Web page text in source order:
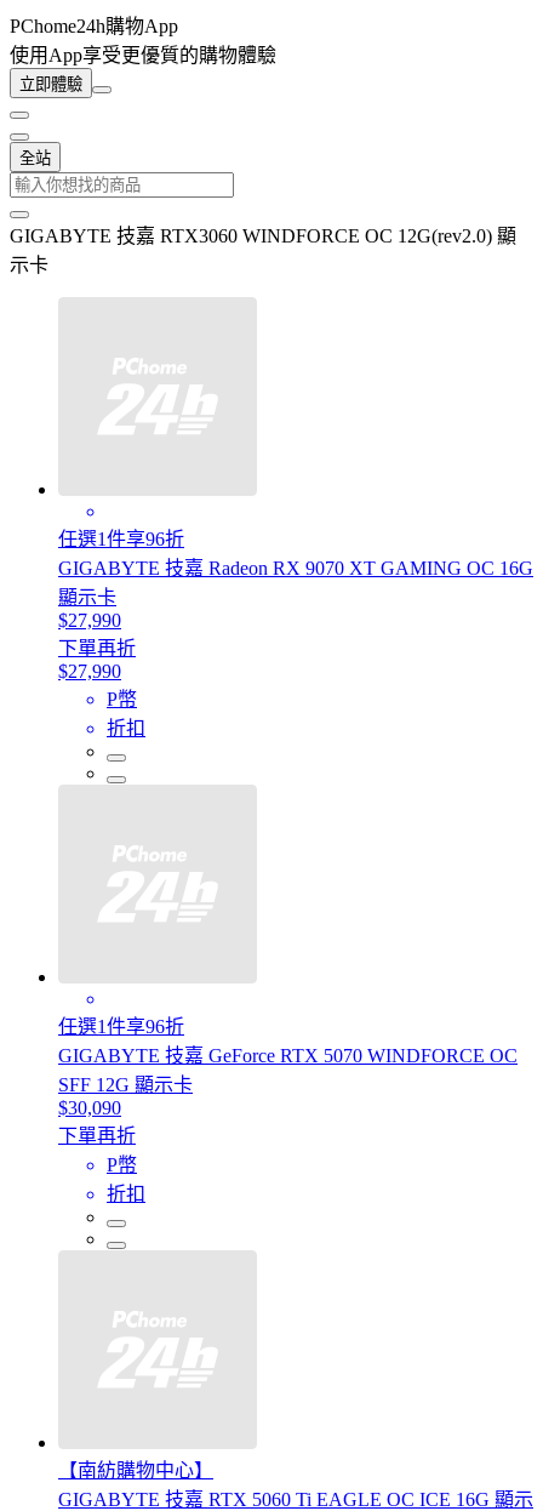
PChome24h購物App
使用App享受更優質的購物體驗
立即體驗
全站
GIGABYTE 技嘉 RTX3060 WINDFORCE OC 12G(rev2.0) 顯
示卡
任選1件享96折
GIGABYTE 技嘉 Radeon RX 9070 XT GAMING OC 16G
顯示卡
$27,990
下單再折
$27,990
P幣
折扣
任選1件享96折
GIGABYTE 技嘉 GeForce RTX 5070 WINDFORCE OC
SFF 12G 顯示卡
$30,090
下單再折
P幣
折扣
【南紡購物中心】
GIGABYTE 技嘉 RTX 5060 Ti EAGLE OC ICE 16G 顯示